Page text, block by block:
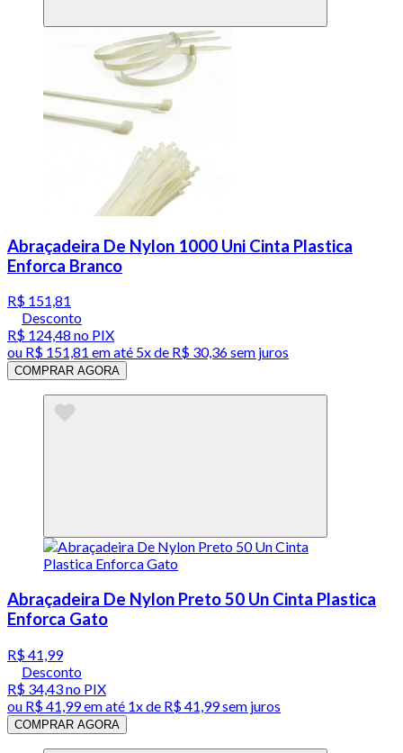
Abraçadeira De Nylon 1000 Uni Cinta Plastica
Enforca Branco
R$ 151,81
Desconto
R$ 124,48 no PIX
ou R$ 151,81 em até 5x de R$ 30,36 sem juros
COMPRAR AGORA
Abraçadeira De Nylon Preto 50 Un Cinta Plastica
Enforca Gato
R$ 41,99
Desconto
R$ 34,43no PIX
ou R$ 41,99em até 1x de R$ 41,99sem juros
COMPRAR AGORA